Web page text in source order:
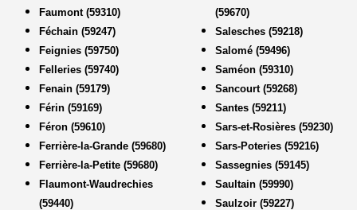
Faumont (59310)
Féchain (59247)
Feignies (59750)
Felleries (59740)
Fenain (59179)
Férin (59169)
Féron (59610)
Ferrière-la-Grande (59680)
Ferrière-la-Petite (59680)
Flaumont-Waudrechies
(59440)
(59670)
Salesches (59218)
Salomé (59496)
Saméon (59310)
Sancourt (59268)
Santes (59211)
Sars-et-Rosières (59230)
Sars-Poteries (59216)
Sassegnies (59145)
Saultain (59990)
Saulzoir (59227)